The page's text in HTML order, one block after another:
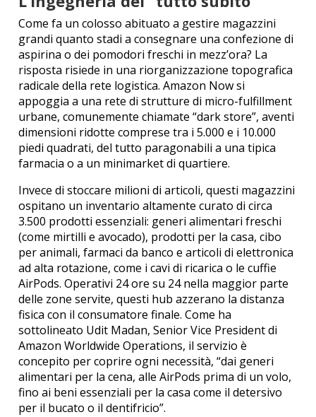
Come fa un colosso abituato a gestire magazzini
grandi quanto stadi a consegnare una confezione di
aspirina o dei pomodori freschi in mezz’ora? La
risposta risiede in una riorganizzazione topografica
radicale della rete logistica. Amazon Now si
appoggia a una rete di strutture di micro-fulfillment
urbane, comunemente chiamate “dark store”, aventi
dimensioni ridotte comprese tra i 5.000 e i 10.000
piedi quadrati, del tutto paragonabili a una tipica
farmacia o a un minimarket di quartiere.
Invece di stoccare milioni di articoli, questi magazzini
ospitano un inventario altamente curato di circa
3.500 prodotti essenziali: generi alimentari freschi
(come mirtilli e avocado), prodotti per la casa, cibo
per animali, farmaci da banco e articoli di elettronica
ad alta rotazione, come i cavi di ricarica o le cuffie
AirPods. Operativi 24 ore su 24 nella maggior parte
delle zone servite, questi hub azzerano la distanza
fisica con il consumatore finale. Come ha
sottolineato Udit Madan, Senior Vice President di
Amazon Worldwide Operations, il servizio è
concepito per coprire ogni necessità, “dai generi
alimentari per la cena, alle AirPods prima di un volo,
fino ai beni essenziali per la casa come il detersivo
per il bucato o il dentifricio”.